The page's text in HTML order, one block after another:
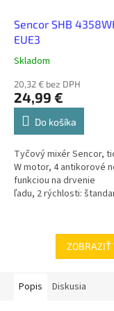
Sencor SHB
EUE3
Skladom
20,32 € bez DPH
24,99 €
Do košíka
Tyčový mixér Sencor,
W motor, 4 antikorové
funkciou na drvenie
ľadu, 2 rýchlosti:
ZOBRAZIŤ
Popis Diskusia